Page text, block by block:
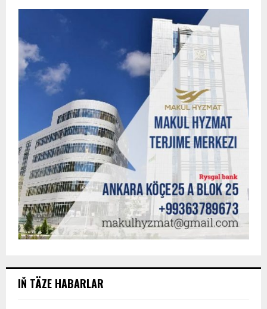
IŇ TÄZE HABARLAR